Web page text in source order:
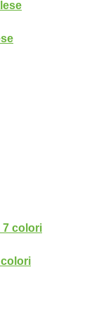
colori